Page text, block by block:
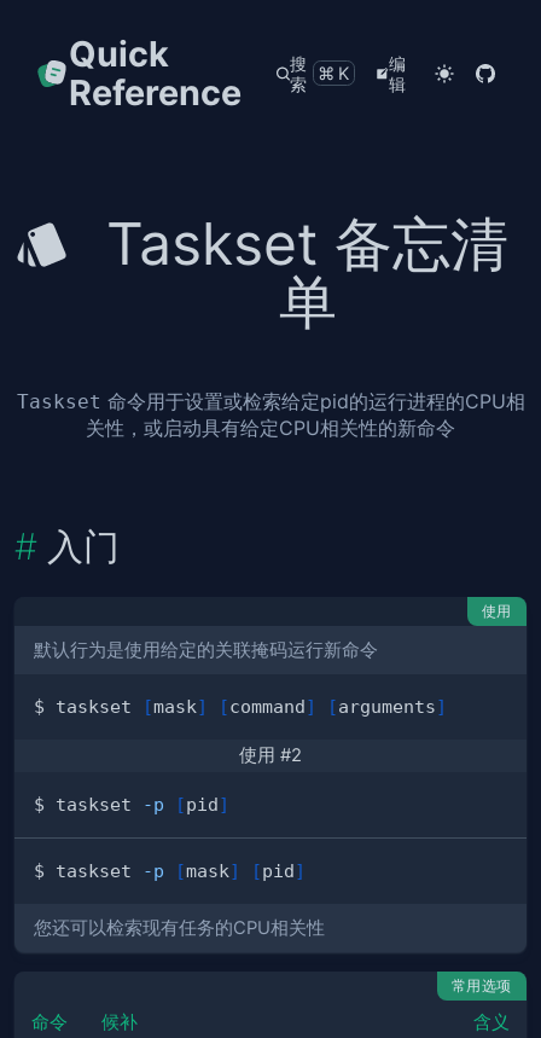
Quick
Reference
搜
索
⌘K
编
辑
Taskset 备忘清
单
Taskset 命令用于设置或检索给定pid的运行进程的CPU相
关性，或启动具有给定CPU相关性的新命令
入门
使用
默认行为是使用给定的关联掩码运行新命令
$ taskset [mask] [command] [arguments]
使用 #2
$ taskset -p [pid]
$ taskset -p [mask] [pid]
您还可以检索现有任务的CPU相关性
常用选项
命令 候补 含义